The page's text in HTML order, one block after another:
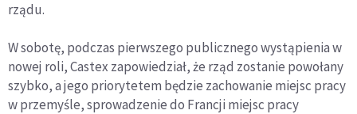
rządu.
W sobotę, podczas pierwszego publicznego wystąpienia w
nowej roli, Castex zapowiedział, że rząd zostanie powołany
szybko, a jego priorytetem będzie zachowanie miejsc pracy
w przemyśle, sprowadzenie do Francji miejsc pracy